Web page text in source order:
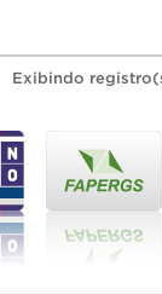
Exibindo